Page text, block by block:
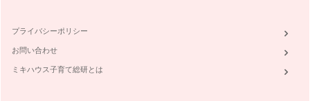
プライバシーポリシー
お問い合わせ
ミキハウス子育て総研とは